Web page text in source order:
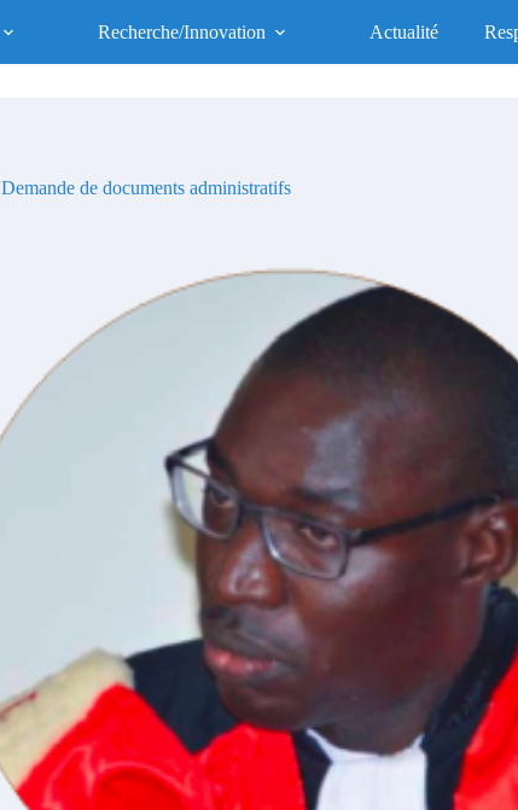
UFR des Sciences de la Santé
UFR d'Excellence, Socialement Responsable
Recherche/Innovation Actualité
Demande de documents administratifs